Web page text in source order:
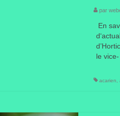
par
En
le
acarien